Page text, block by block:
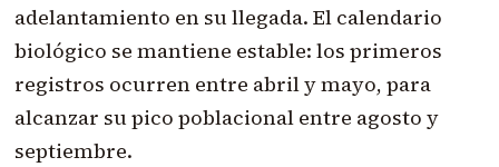
adelantamiento en su llegada. El calendario
biológico se mantiene estable: los primeros
registros ocurren entre abril y mayo, para
alcanzar su pico poblacional entre agosto y
septiembre.